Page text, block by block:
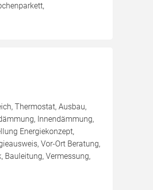
Thermostat, Ausbau,
Innendämmung,
Energiekonzept,
Vor-Ort Beratung,
Bauleitung, Vermessung,